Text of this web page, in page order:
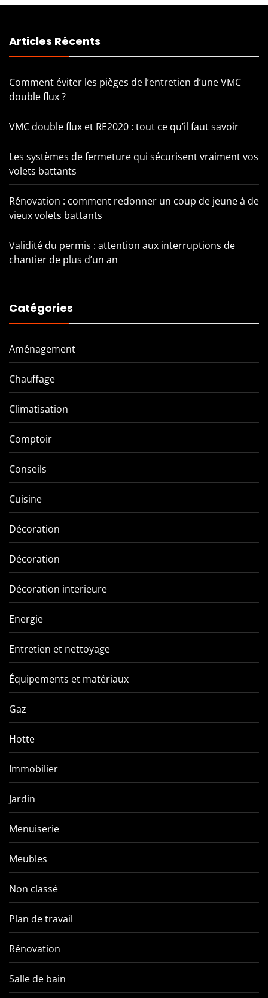
Articles Récents
Comment éviter les pièges de l’entretien d’une VMC
double flux ?
VMC double flux et RE2020 : tout ce qu’il faut savoir
Les systèmes de fermeture qui sécurisent vraiment vos
volets battants
Rénovation : comment redonner un coup de jeune à de
vieux volets battants
Validité du permis : attention aux interruptions de
chantier de plus d’un an
Catégories
Aménagement
Chauffage
Climatisation
Comptoir
Conseils
Cuisine
Décoration
Décoration
Décoration interieure
Energie
Entretien et nettoyage
Équipements et matériaux
Gaz
Hotte
Immobilier
Jardin
Menuiserie
Meubles
Non classé
Plan de travail
Rénovation
Salle de bain